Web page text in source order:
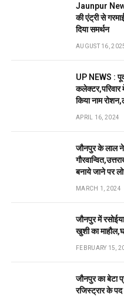
Jaunpur
की एंट्री से
दिया समर्थन
AUGUST 16,
UP NEWS :
किया नाम
APRIL 16, 2024
जौनपुर के लाल
बनाये जाने पर
MARCH 1, 2024
जौनपुर में
खुशी का
FEBRUARY 15,
जौनपुर का बेटा
रजिस्ट्रार के